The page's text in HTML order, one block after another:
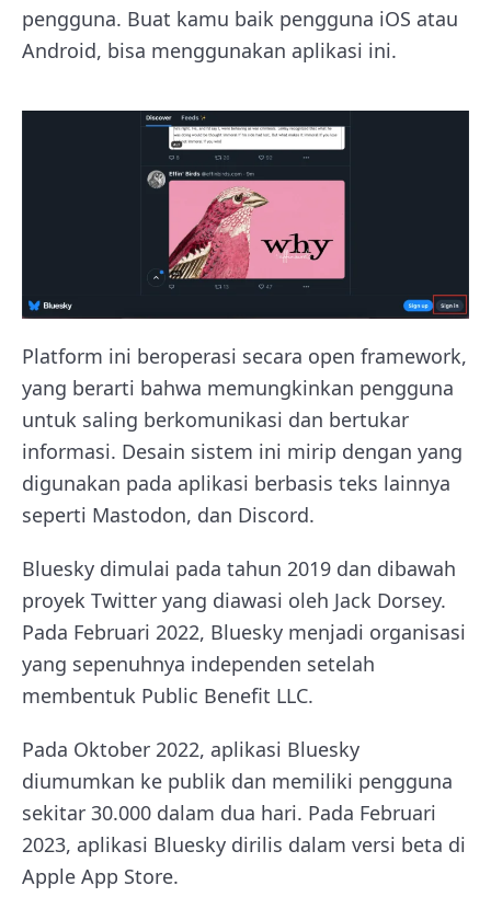
pengguna. Buat kamu baik pengguna iOS atau
Android, bisa menggunakan aplikasi ini.
Platform ini beroperasi secara open framework,
yang berarti bahwa memungkinkan pengguna
untuk saling berkomunikasi dan bertukar
informasi. Desain sistem ini mirip dengan yang
digunakan pada aplikasi berbasis teks lainnya
seperti Mastodon, dan Discord.
Bluesky dimulai pada tahun 2019 dan dibawah
proyek Twitter yang diawasi oleh Jack Dorsey.
Pada Februari 2022, Bluesky menjadi organisasi
yang sepenuhnya independen setelah
membentuk Public Benefit LLC.
Pada Oktober 2022, aplikasi Bluesky
diumumkan ke publik dan memiliki pengguna
sekitar 30.000 dalam dua hari. Pada Februari
2023, aplikasi Bluesky dirilis dalam versi beta di
Apple App Store.